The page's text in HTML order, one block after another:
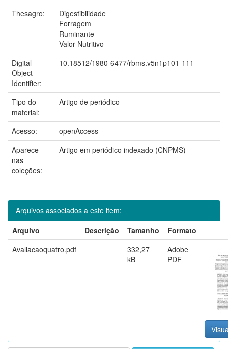
Thesagro:
Digestibilidade
Forragem
Ruminante
Valor Nutritivo
Digital
Object
Identifier:
10.18512/1980-6477/rbms.v5n1p101-111
Tipo do
material:
Artigo de periódico
Acesso:
openAccess
Aparece
nas
coleções:
Artigo em periódico indexado (CNPMS)
Arquivos associados a este item:
Arquivo
Descrição Tamanho
Formato
Avaliacaoquatro.pdf
332,27
kB
Adobe
PDF